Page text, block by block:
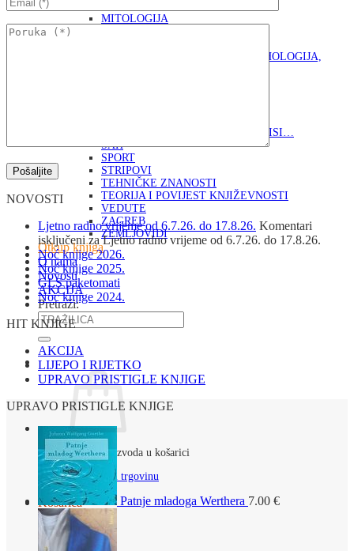
MITOLOGIJA
PSIHOLOGIJA, POPULARNA PSIHOLOGIJA,
RJEČNICI, GRAMATIKE, PRAVOPISI…
ŠAH
SPORT
STRIPOVI
TEHNIČKE ZNANOSTI
TEORIJA I POVIJEST KNJIŽEVNOSTI
VEDUTE
ZAGREB
ZEMLJOVIDI
Otkup knjiga
O nama
Novosti
AKCIJA
Pretraži:
Nema proizvoda u košarici
Povratak u trgovinu
Košarica
NOVOSTI
Ljetno radno vrijeme od 6.7.26. do 17.8.26. Komentari
isključeniza Ljetno radno vrijeme od 6.7.26. do 17.8.26.
Noć knjige 2026.
Noć knjige 2025.
GLS paketomati
Noć knjige 2024.
HIT KNJIGE
AKCIJA
LIJEPO I RIJETKO
UPRAVO PRISTIGLE KNJIGE
UPRAVO PRISTIGLE KNJIGE
Patnje mladoga Werthera 7.00 €